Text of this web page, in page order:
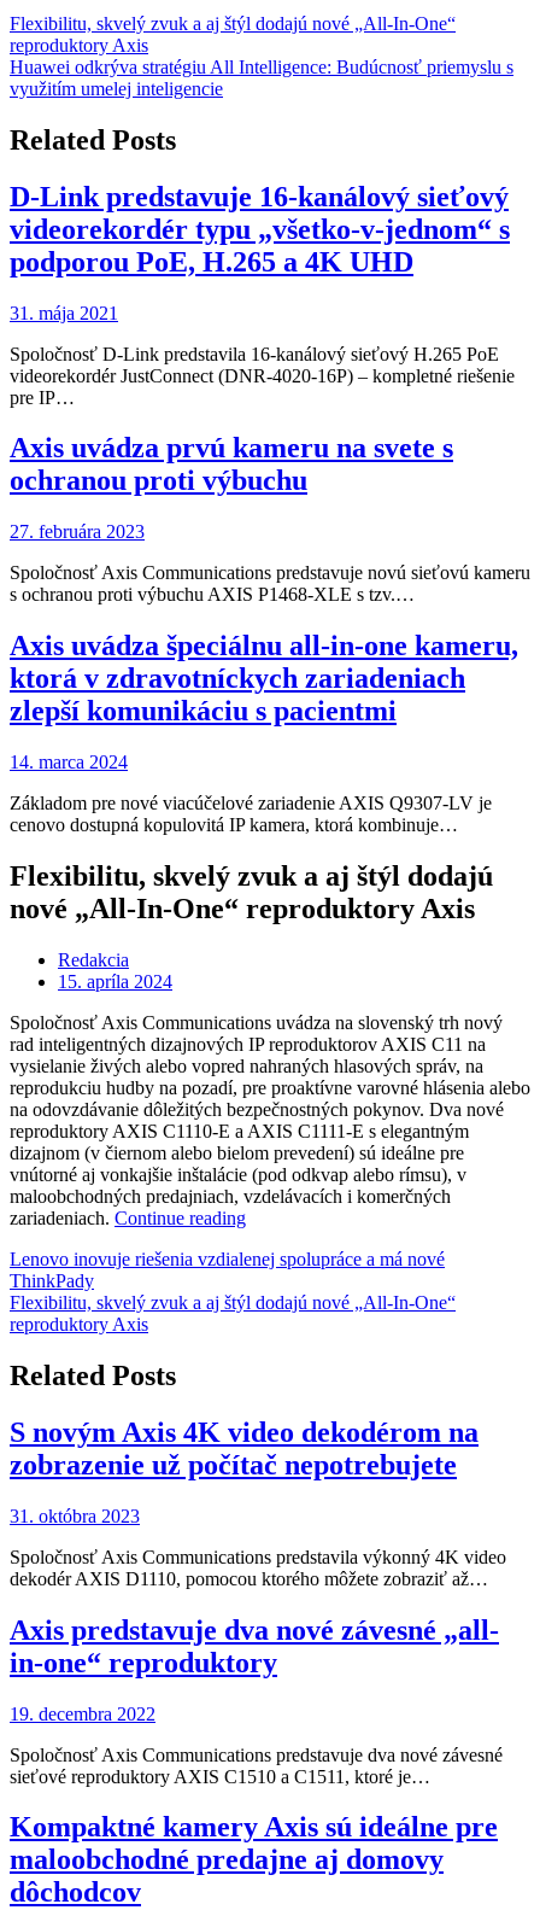
Navigácia
v
článku
Flexibilitu, skvelý zvuk a aj štýl dodajú nové „All-In-One“
reproduktory Axis
Huawei odkrýva stratégiu All Intelligence: Budúcnosť priemyslu s
využitím umelej inteligencie
Related Posts
D-Link predstavuje 16-kanálový sieťový
videorekordér typu „všetko-v-jednom“ s
podporou PoE, H.265 a 4K UHD
31. mája 2021
Spoločnosť D-Link predstavila 16-kanálový sieťový H.265 PoE
videorekordér JustConnect (DNR-4020-16P) – kompletné riešenie
pre IP…
Axis uvádza prvú kameru na svete s
ochranou proti výbuchu
27. februára 2023
Spoločnosť Axis Communications predstavuje novú sieťovú kameru
s ochranou proti výbuchu AXIS P1468-XLE s tzv.…
Axis uvádza špeciálnu all-in-one kameru,
ktorá v zdravotníckych zariadeniach
zlepší komunikáciu s pacientmi
14. marca 2024
Základom pre nové viacúčelové zariadenie AXIS Q9307-LV je
cenovo dostupná kopulovitá IP kamera, ktorá kombinuje…
Flexibilitu, skvelý zvuk a aj štýl dodajú
nové „All-In-One“ reproduktory Axis
Redakcia
15. apríla 2024
Spoločnosť Axis Communications uvádza na slovenský trh nový
rad inteligentných dizajnových IP reproduktorov AXIS C11 na
vysielanie živých alebo vopred nahraných hlasových správ, na
reprodukciu hudby na pozadí, pre proaktívne varovné hlásenia alebo
na odovzdávanie dôležitých bezpečnostných pokynov. Dva nové
reproduktory AXIS C1110-E a AXIS C1111-E s elegantným
dizajnom (v čiernom alebo bielom prevedení) sú ideálne pre
vnútorné aj vonkajšie inštalácie (pod odkvap alebo rímsu), v
maloobchodných predajniach, vzdelávacích i komerčných
zariadeniach. Continue reading„Flexibilitu,
zvuk
aj
One“
reproduktory
Axis“
Navigácia
v
článku
Lenovo inovuje riešenia vzdialenej spolupráce a má nové
ThinkPady
Flexibilitu, skvelý zvuk a aj štýl dodajú nové „All-In-One“
reproduktory Axis
Related Posts
S novým Axis 4K video dekodérom na
zobrazenie už počítač nepotrebujete
31. októbra 2023
Spoločnosť Axis Communications predstavila výkonný 4K video
dekodér AXIS D1110, pomocou ktorého môžete zobraziť až…
Axis predstavuje dva nové závesné „all-
in-one“ reproduktory
19. decembra 2022
Spoločnosť Axis Communications predstavuje dva nové závesné
sieťové reproduktory AXIS C1510 a C1511, ktoré je…
Kompaktné kamery Axis sú ideálne pre
maloobchodné predajne aj domovy
dôchodcov